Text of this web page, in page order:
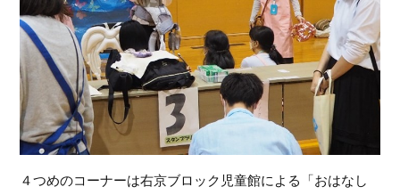
４つめのコーナーは右京ブロック児童館による「おはなし